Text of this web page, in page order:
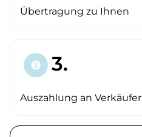
Übertragung zu Ihnen
paid 3.
Auszahlung an Verkäufer